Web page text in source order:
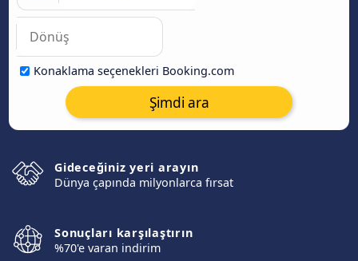
Konaklama seçenekleri Booking.com
Şimdi ara
Gideceğiniz yeri arayın
Dünya çapında milyonlarca fırsat
Sonuçları karşılaştırın
%70'e varan indirim